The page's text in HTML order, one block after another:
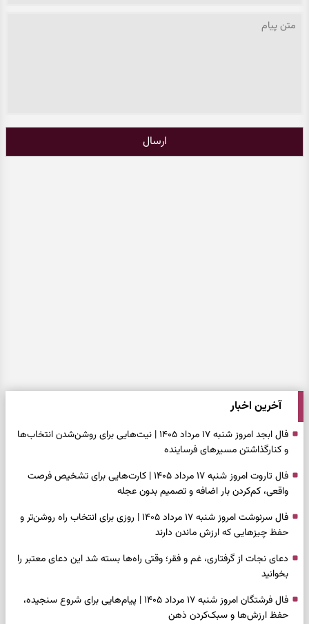
ارسال
آخرین اخبار
فال ابجد امروز شنبه ۱۷ مرداد ۱۴۰۵ | نیت‌هایی برای روشن‌شدن انتخاب‌ها
و کنارگذاشتن مسیرهای فرساینده
فال تاروت امروز شنبه ۱۷ مرداد ۱۴۰۵ | کارت‌هایی برای تشخیص فرصت
واقعی، کم‌کردن بار اضافه و تصمیم بدون عجله
فال سرنوشت امروز شنبه ۱۷ مرداد ۱۴۰۵ | روزی برای انتخاب راه روشن‌تر و
حفظ چیزهایی که ارزش ماندن دارند
دعای نجات از گرفتاری، غم و فقر؛ وقتی راه‌ها بسته شد این دعای معتبر را
بخوانید
فال فرشتگان امروز شنبه ۱۷ مرداد ۱۴۰۵ | پیام‌هایی برای شروع سنجیده،
حفظ ارزش‌ها و سبک‌کردن ذهن